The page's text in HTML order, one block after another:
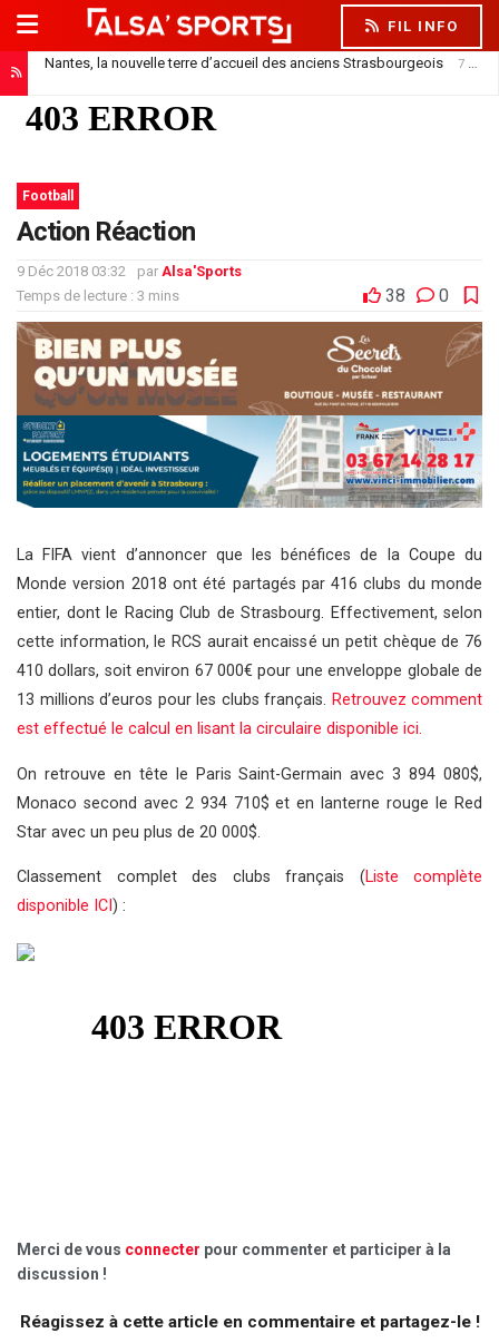
FIL INFO
Nantes, la nouvelle terre d’accueil des anciens Strasbourgeois 7 août 2026
Football
Action Réaction
9 Déc 2018 03:32 par Alsa'Sports
Temps de lecture : 3 mins
38 0
La FIFA vient d’annoncer que les bénéfices de la Coupe du
Monde version 2018 ont été partagés par 416 clubs du monde
entier, dont le Racing Club de Strasbourg. Effectivement, selon
cette information, le RCS aurait encaissé un petit chèque de 76
410 dollars, soit environ 67 000€ pour une enveloppe globale de
13 millions d’euros pour les clubs français. Retrouvez comment
est effectué le calcul en lisant la circulaire disponible ici.
On retrouve en tête le Paris Saint-Germain avec 3 894 080$,
Monaco second avec 2 934 710$ et en lanterne rouge le Red
Star avec un peu plus de 20 000$.
Classement complet des clubs français (Liste complète
disponible ICI ) :
Merci de vous connecter pour commenter et participer à la
discussion !
Réagissez à cette article en commentaire et partagez-le !